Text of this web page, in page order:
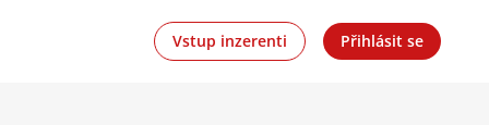
Vstup inzerenti Přihlásit se